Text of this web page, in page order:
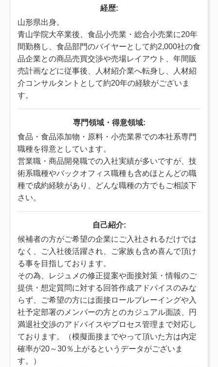
経歴:
山形県出身。
青山学院大卒業後、食品小売業・総合小売業に20年
間勤務し、食品部門のバイヤーとして約2,000社の食
品企業との商品売買交渉や売場レイアウト、年間販
売計画などに従事後、人材紹介業へ転身し、人材紹
介コンサルタントとして約20年の経験がございま
す。
専門領域・ 得意領域:
食品・食品添加物・原料・小売業界での本社系専門
職種を得意としています。
営業職・商品開発職での入社実績が多いですが、技
術系職種やバックオフィス職種も含めほとんどの職
種で成約経験があり、どんな職種の方でもご相談下
さい。
自己紹介:
候補者の方がご希望の企業にご入社されるだけでは
なく、ご入社後活躍され、ご家族も含め喜んで頂け
る事を目指しております。
その為、レジュメの修正提案や面接対策・情報のご
提供・想定質問に対する回答作成アドバイスのみな
らず、ご希望の方には面接ロールプレーイングや入
社予定部署のメンバーの方とのカジュアル面談、円
満退社交渉のアドバイスやプロセス管理まで対応し
ております。（模擬面接までやって頂いた方は内定
確率が20～30％上がるというデータがございま
す。）